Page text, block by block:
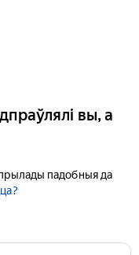
вы, а
падобныя да